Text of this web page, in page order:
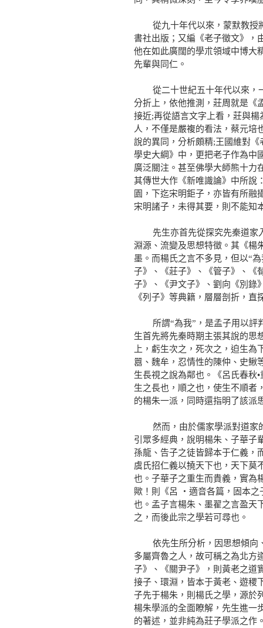
從九十年代以來，蒙默教授將
書社出版；又編《老子徵文》，
他在如此廣闊的學朮領域中博大
先輩與同仁。
從二十世紀五十年代以來，一
分折上，依他推測，莊周就是《
接近;再從語言文字上看，莊與
人，不僅是嚴複的看法，蔡元培
說的異同，分析頗精;王國維對
學史大綱》中，更把老子作為中
廣泛關注。甚至佛學大師熊十力
其傳世大作《新唯識論》中所說
園，下迄宋明鉅子，亦皆有所融
宋明諸子，未得其要，則不能知
先生亦首先從探究先秦道家入
淵源、流變及思想特徵。其《楊
墨。而楊氏之言不多見，但以“
子》、《莊子》、《管子》、《
子》、《尹文子》、劉向《別錄
《列子》等典籍，層層剖折，直
所謂“為我”，是孟子用以評判
生首先將先秦時期主張其說的思
上，虧生次之，死次之，迫生
囂、魏牟，忍情性的陳仲、史鰍
生長視之說為鄰也。《呂氏春秋
生之長也，順之也，使生不順
的楊朱一派，同時還指明了該派
然而，由於儒家學派對道家的
引眾多經典，說明楊朱、子華子
孫龍、告子之徒皆歸本于仁義，
虞氏招仁義以撓天下也，天下莫
也。子華子之重生而貴義，實為
歟！則《呂 ‧適音各篇，固本之
也。孟子言楊朱、墨翟之言盈天
之，而後此宗之學若可尋也。
依先生所分析，因思想傾向、
多屬齊魯之人，故可稱之為北方
子》、《關尹子》，則黃老之道
接子、環淵，皆本于黃老、遊稷
子先于楊朱，則楊氏之學，源於
楊朱學派的全面瞭解，先生進一
的著述，並非純為莊子學派之作